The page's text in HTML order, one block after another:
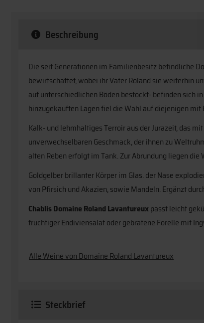
Beschreibung
Die seit Generationen im Familienbesitz befindliche
bewirtschaftet, wobei ihr Vater Roland sie weiterhin
auf unterschiedlichen Böden bestockt- befinden sich
hinzugekauften Lagen fiel die Wahl auf diejenigen mit
Kalk- und lehmhaltiges Terroir aus der Jurazeit, das
unverwechselbaren Geschmack, der ihnen zu
alten Reben erfolgt im Tank. Zur Abrundung liegen die
Goldgelber brillanter Körper im Glas. der Nase
von Pfirsich und Akazien, sowie Mandeln. Ergänzt
Chablis Domaine Roland Lavantureuxpasst leicht
fruchtiger Endiviensalat oder gebratene Forelle mit
Alle Weine von Domaine Roland Lavantureux
Steckbrief